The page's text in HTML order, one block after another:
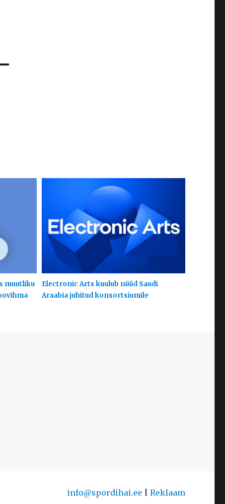
muutliku
Electronic Arts kuulub nüüd Saudi
Araabia juhitud konsortsiumile
info@spordihai.ee Reklaam